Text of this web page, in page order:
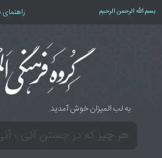
بسم الله الرحمن الرحیم
به لب المیزان خوش آمدید.